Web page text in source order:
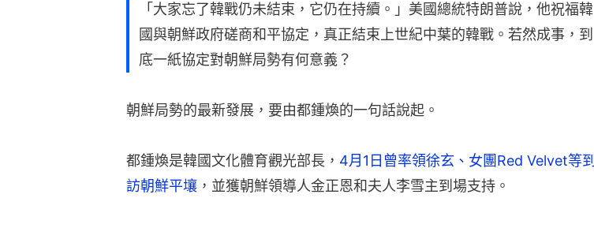
「大家忘了韓戰仍未結束，它仍在持續。」美國總統特朗普說，他祝福韓
國與朝鮮政府磋商和平協定，真正結束上世紀中葉的韓戰。若然成事，到
底一紙協定對朝鮮局勢有何意義？
朝鮮局勢的最新發展，要由都鍾煥的一句話說起。
都鍾煥是韓國文化體育觀光部長， 4月1日曾率領徐玄、女團Red Velvet等到
訪朝鮮平壤 ，並獲朝鮮領導人金正恩和夫人李雪主到場支持。